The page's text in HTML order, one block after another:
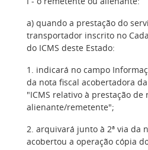
a) quando a prestação do
transportador inscrito no
do ICMS deste Estado:
1. indicará no campo
da nota fiscal acobertadora
"ICMS relativo à prestação
alienante/remetente";
2. arquivará junto à 2ª via da
acobertou a operação cópia do